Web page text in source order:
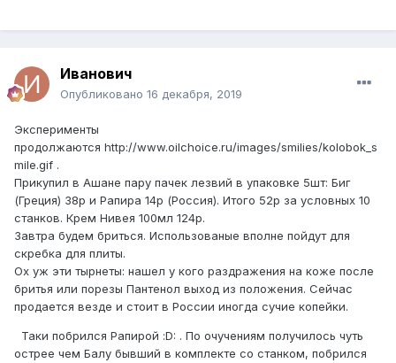
Иванович
Опубликовано 16 декабря, 2019
Эксперименты
продолжаются http://www.oilchoice.ru/images/smilies/kolobok_s
mile.gif .
Прикупил в Ашане пару пачек лезвий в упаковке 5шт: Биг
(Греция) 38р и Рапира 14р (Россия). Итого 52р за условных 10
станков. Крем Нивея 100мл 124р.
Завтра будем бриться. Использованые вполне пойдут для
скребка для плиты.
Ох уж эти тырнеты: нашел у кого раздражения на коже после
бритья или порезы Пантенол выход из положения. Сейчас
продается везде и стоит в России иногда сучие копейки.
Таки побрился Рапирой :D: . По очучениям получилось чуть
острее чем Балу бывший в комплекте со станком, побрился